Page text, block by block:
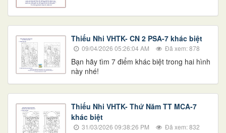
Thiếu Nhi VHTK- CN 2 PSA-7 khác biệt
09/04/2026 05:26:04 AM Đã xem: 878
​​​​​​​​​​​​​​Bạn hãy tìm 7 điểm khác biệt trong hai hình
này nhé!
Thiếu Nhi VHTK- Thứ Năm TT MCA-7
khác biệt
31/03/2026 09:38:26 PM Đã xem: 832